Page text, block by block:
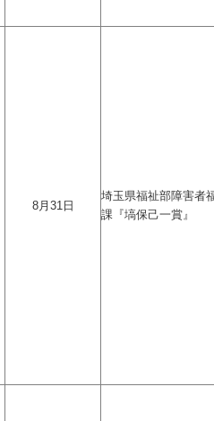
8月31日
埼玉県福祉部障害者
課『塙保己一賞』